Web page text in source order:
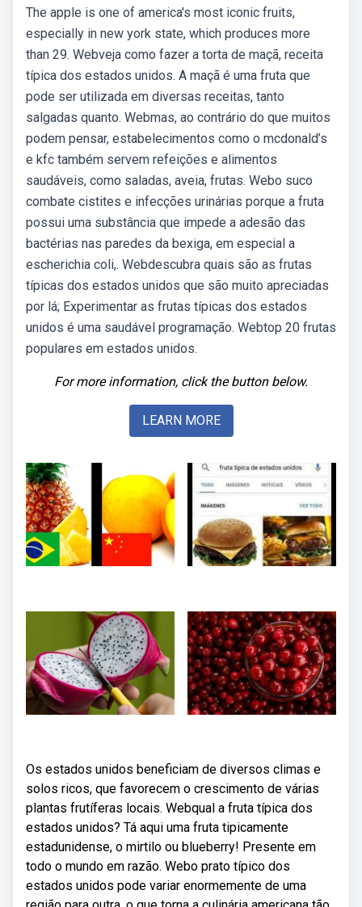
The apple is one of america's most iconic fruits,
especially in new york state, which produces more
than 29. Webveja como fazer a torta de maçã, receita
típica dos estados unidos. A maçã é uma fruta que
pode ser utilizada em diversas receitas, tanto
salgadas quanto. Webmas, ao contrário do que muitos
podem pensar, estabelecimentos como o mcdonald’s
e kfc também servem refeições e alimentos
saudáveis, como saladas, aveia, frutas. Webo suco
combate cistites e infecções urinárias porque a fruta
possui uma substância que impede a adesão das
bactérias nas paredes da bexiga, em especial a
escherichia coli,. Webdescubra quais são as frutas
típicas dos estados unidos que são muito apreciadas
por lá; Experimentar as frutas típicas dos estados
unidos é uma saudável programação. Webtop 20 frutas
populares em estados unidos.
For more information, click the button below.
LEARN MORE
Os estados unidos beneficiam de diversos climas e
solos ricos, que favorecem o crescimento de várias
plantas frutíferas locais. Webqual a fruta típica dos
estados unidos? Tá aqui uma fruta tipicamente
estadunidense, o mirtilo ou blueberry! Presente em
todo o mundo em razão. Webo prato típico dos
estados unidos pode variar enormemente de uma